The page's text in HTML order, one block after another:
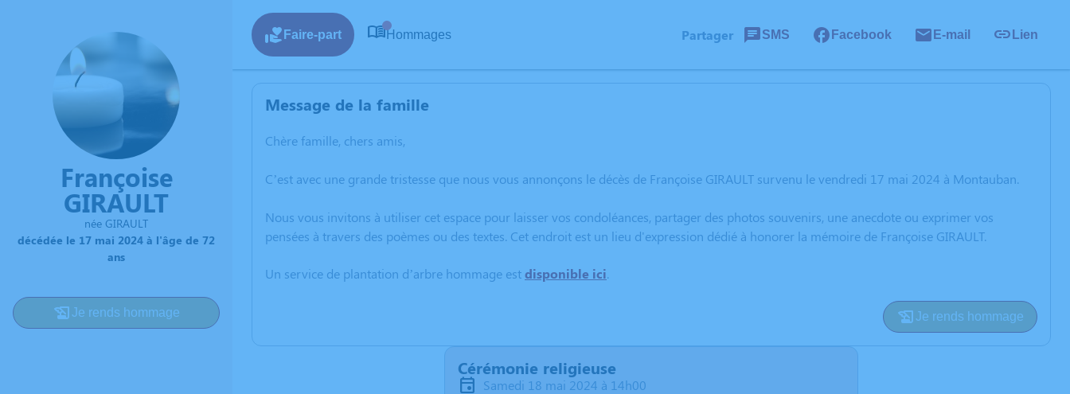
Françoise
GIRAULT
née GIRAULT
décédée le 17 mai 2024 à l'âge de 72
ans
Je rends hommage
Faire-part Hommages Partager SMS Facebook E-mail Lien
Message de la famille
Chère famille, chers amis,
C’est avec une grande tristesse que nous vous annonçons le décès de Françoise GIRAULT survenu le vendredi 17 mai 2024 à Montauban.
Nous vous invitons à utiliser cet espace pour laisser vos condoléances, partager des photos souvenirs, une anecdote ou exprimer vos
pensées à travers des poèmes ou des textes. Cet endroit est un lieu d'expression dédié à honorer la mémoire de Françoise GIRAULT.
Un service de plantation d’arbre hommage estdisponible ici.
Je rends hommage
Cérémonie religieuse
samedi 18 mai 2024 à 14h00